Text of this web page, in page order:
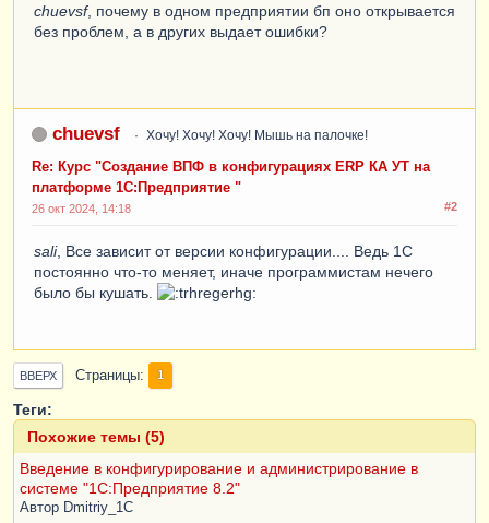
chuevsf, почему в одном предприятии бп оно открывается
без проблем, а в других выдает ошибки?
chuevsf Хочу! Хочу! Хочу! Мышь на палочке!
Re: Курс "Создание ВПФ в конфигурациях ERP КА УТ на
платформе 1С:Предприятие "
#2
26 окт 2024, 14:18
sali, Все зависит от версии конфигурации.... Ведь 1С
постоянно что-то меняет, иначе программистам нечего
было бы кушать.
ВВЕРХ Страницы 1
Теги:
Похожие темы (5)
Введение в конфигурирование и администрирование в
системе "1С:Предприятие 8.2"
Автор Dmitriy_1C